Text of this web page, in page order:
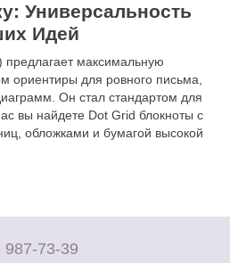
Универсальность
Идей
предлагает максимальную
ориентиры для ровного письма,
Он стал стандартом для
вы найдете Dot Grid блокноты с
обложками и бумагой высокой
987-73-39